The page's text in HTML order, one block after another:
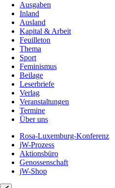
Ausgaben
Inland
Ausland
Kapital & Arbeit
Feuilleton
Thema
Sport
Feminismus
Beilage
Leserbriefe
Verlag
Veranstaltungen
Termine
Über uns
Rosa-Luxemburg-Konferenz
jW-Prozess
Aktionsbüro
Genossenschaft
jW-Shop